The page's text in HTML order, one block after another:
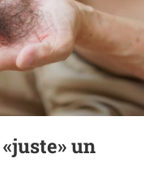
«juste» un